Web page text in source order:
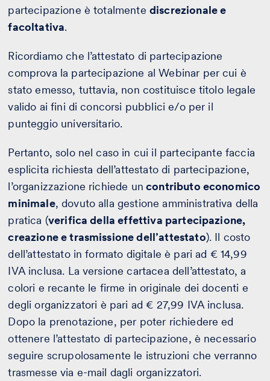
partecipazione è totalmente discrezionale e
facoltativa.
Ricordiamo che l’attestato di partecipazione
comprova la partecipazione al Webinar per cui è
stato emesso, tuttavia, non costituisce titolo legale
valido ai fini di concorsi pubblici e/o per il
punteggio universitario.
Pertanto, solo nel caso in cui il partecipante faccia
esplicita richiesta dell’attestato di partecipazione,
l’organizzazione richiede un contributo economico
minimale, dovuto alla gestione amministrativa della
pratica (verifica della effettiva partecipazione,
creazione e trasmissione dell’attestato). Il costo
dell’attestato in formato digitale è pari ad € 14,99
IVA inclusa. La versione cartacea dell’attestato, a
colori e recante le firme in originale dei docenti e
degli organizzatori è pari ad € 27,99 IVA inclusa.
Dopo la prenotazione, per poter richiedere ed
ottenere l’attestato di partecipazione, è necessario
seguire scrupolosamente le istruzioni che verranno
trasmesse via e-mail dagli organizzatori.